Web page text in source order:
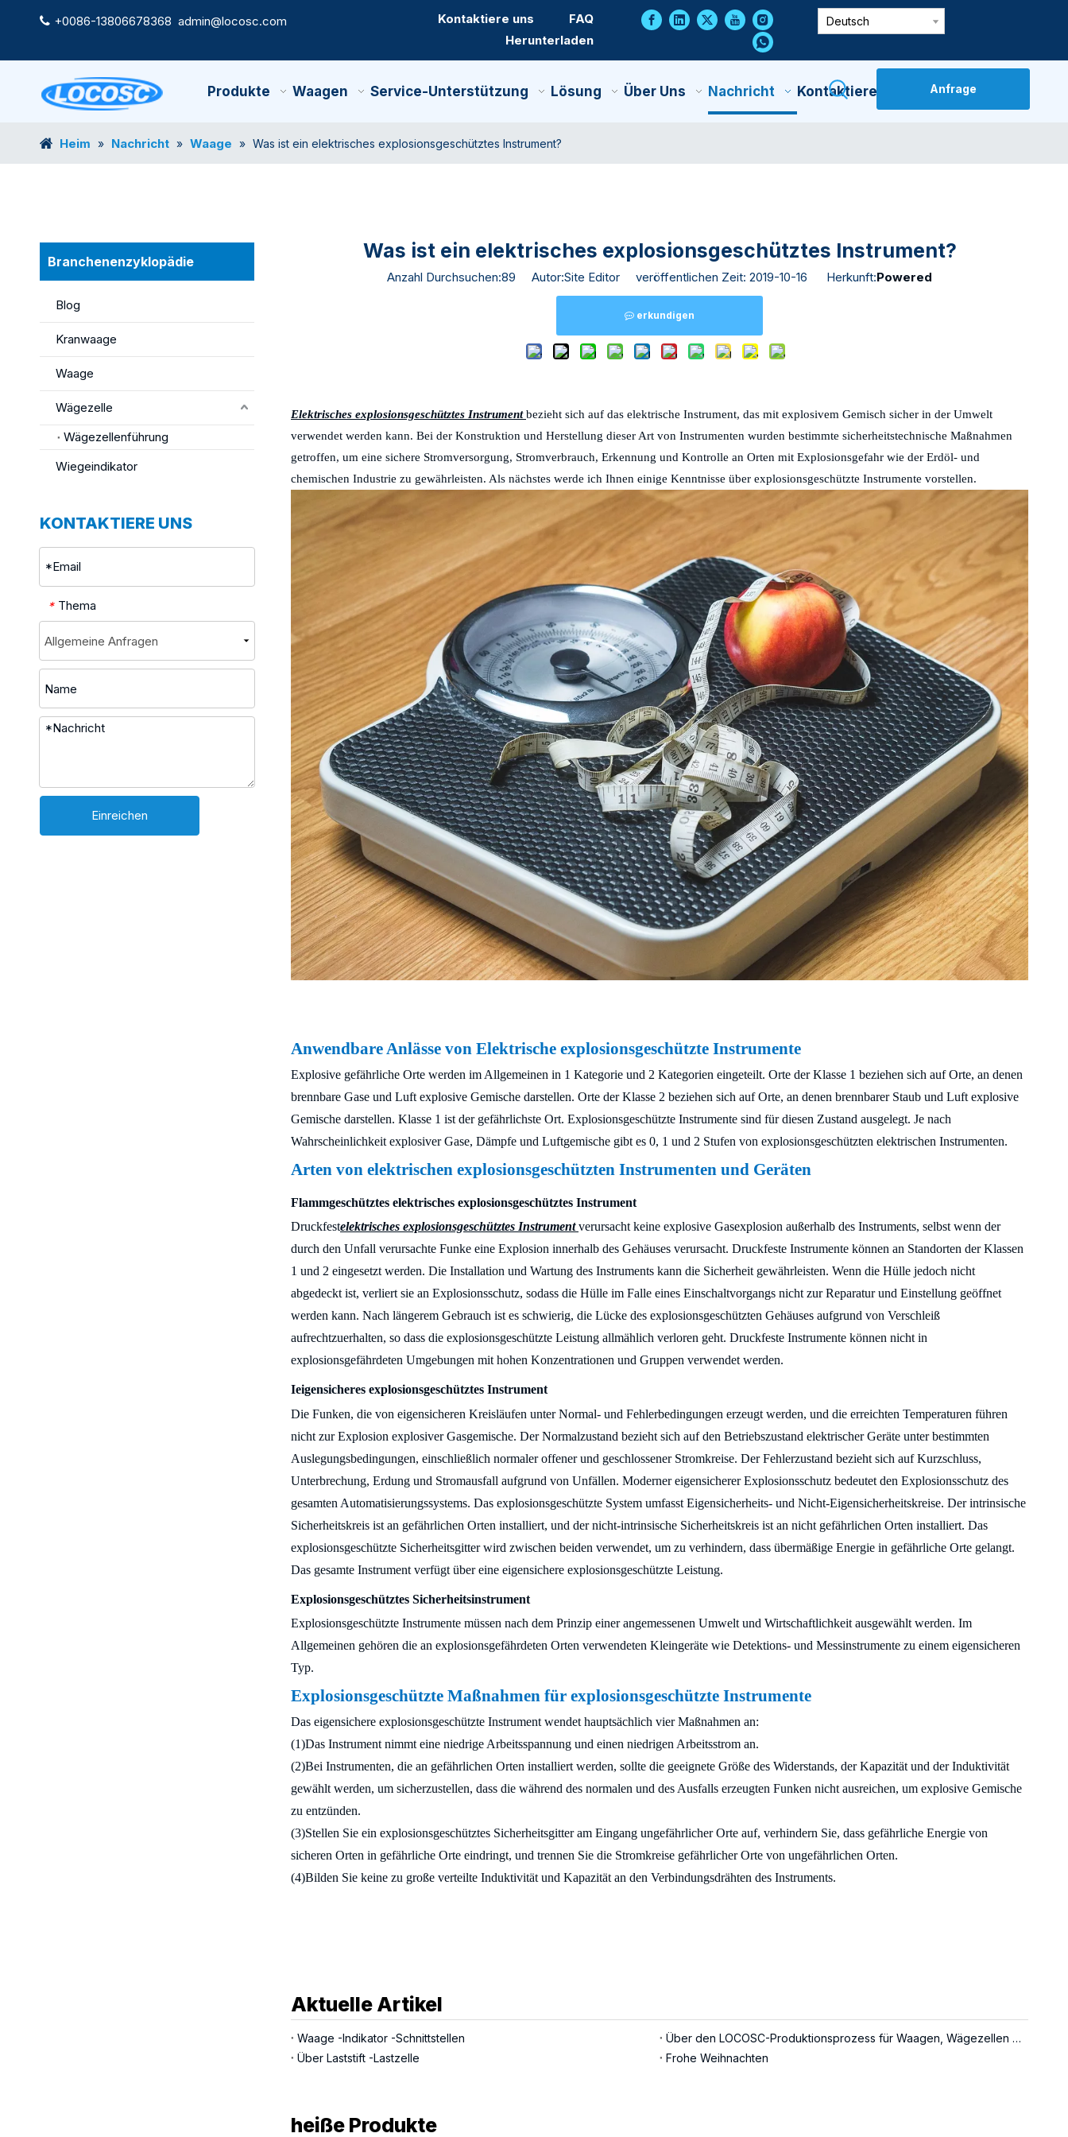
 +0086-13806678368 admin@locosc.com Kontaktiere uns
FAQ
Herunterladen
Deutsch
Produkte Waagen Service-Unterstützung Lösung Über Uns Nachricht Kontaktiere Uns Anfrage
Heim » Nachricht » Waage » Was ist ein elektrisches explosionsgeschütztes Instrument?
Branchenenzyklopädie
Blog
Kranwaage
Waage
Wägezelle
Wägezellenführung
Wiegeindikator
KONTAKTIERE UNS
* Thema
Einreichen
Was ist ein elektrisches explosionsgeschütztes Instrument?
Anzahl Durchsuchen:89 Autor:Site Editor veröffentlichen Zeit: 2019-10-16 Herkunft:Powered
erkundigen
Elektrisches explosionsgeschütztes Instrument bezieht sich auf das elektrische Instrument, das mit explosivem Gemisch sicher in der Umwelt
verwendet werden kann. Bei der Konstruktion und Herstellung dieser Art von Instrumenten wurden bestimmte sicherheitstechnische Maßnahmen
getroffen, um eine sichere Stromversorgung, Stromverbrauch, Erkennung und Kontrolle an Orten mit Explosionsgefahr wie der Erdöl- und
chemischen Industrie zu gewährleisten. Als nächstes werde ich Ihnen einige Kenntnisse über explosionsgeschützte Instrumente vorstellen.
Anwendbare Anlässe von Elektrische explosionsgeschützte Instrumente
Explosive gefährliche Orte werden im Allgemeinen in 1 Kategorie und 2 Kategorien eingeteilt. Orte der Klasse 1 beziehen sich auf Orte, an denen
brennbare Gase und Luft explosive Gemische darstellen. Orte der Klasse 2 beziehen sich auf Orte, an denen brennbarer Staub und Luft explosive
Gemische darstellen. Klasse 1 ist der gefährlichste Ort. Explosionsgeschützte Instrumente sind für diesen Zustand ausgelegt. Je nach
Wahrscheinlichkeit explosiver Gase, Dämpfe und Luftgemische gibt es 0, 1 und 2 Stufen von explosionsgeschützten elektrischen Instrumenten.
Arten von elektrischen explosionsgeschützten Instrumenten und Geräten
Flammgeschütztes elektrisches explosionsgeschütztes Instrument
Druckfestelektrisches explosionsgeschütztes Instrument verursacht keine explosive Gasexplosion außerhalb des Instruments, selbst wenn der
durch den Unfall verursachte Funke eine Explosion innerhalb des Gehäuses verursacht. Druckfeste Instrumente können an Standorten der Klassen
1 und 2 eingesetzt werden. Die Installation und Wartung des Instruments kann die Sicherheit gewährleisten. Wenn die Hülle jedoch nicht
abgedeckt ist, verliert sie an Explosionsschutz, sodass die Hülle im Falle eines Einschaltvorgangs nicht zur Reparatur und Einstellung geöffnet
werden kann. Nach längerem Gebrauch ist es schwierig, die Lücke des explosionsgeschützten Gehäuses aufgrund von Verschleiß
aufrechtzuerhalten, so dass die explosionsgeschützte Leistung allmählich verloren geht. Druckfeste Instrumente können nicht in
explosionsgefährdeten Umgebungen mit hohen Konzentrationen und Gruppen verwendet werden.
Ieigensicheres explosionsgeschütztes Instrument
Die Funken, die von eigensicheren Kreisläufen unter Normal- und Fehlerbedingungen erzeugt werden, und die erreichten Temperaturen führen
nicht zur Explosion explosiver Gasgemische. Der Normalzustand bezieht sich auf den Betriebszustand elektrischer Geräte unter bestimmten
Auslegungsbedingungen, einschließlich normaler offener und geschlossener Stromkreise. Der Fehlerzustand bezieht sich auf Kurzschluss,
Unterbrechung, Erdung und Stromausfall aufgrund von Unfällen. Moderner eigensicherer Explosionsschutz bedeutet den Explosionsschutz des
gesamten Automatisierungssystems. Das explosionsgeschützte System umfasst Eigensicherheits- und Nicht-Eigensicherheitskreise. Der intrinsische
Sicherheitskreis ist an gefährlichen Orten installiert, und der nicht-intrinsische Sicherheitskreis ist an nicht gefährlichen Orten installiert. Das
explosionsgeschützte Sicherheitsgitter wird zwischen beiden verwendet, um zu verhindern, dass übermäßige Energie in gefährliche Orte gelangt.
Das gesamte Instrument verfügt über eine eigensichere explosionsgeschützte Leistung.
Explosionsgeschütztes Sicherheitsinstrument
Explosionsgeschützte Instrumente müssen nach dem Prinzip einer angemessenen Umwelt und Wirtschaftlichkeit ausgewählt werden. Im
Allgemeinen gehören die an explosionsgefährdeten Orten verwendeten Kleingeräte wie Detektions- und Messinstrumente zu einem eigensicheren
Typ.
Explosionsgeschützte Maßnahmen für explosionsgeschützte Instrumente
Das eigensichere explosionsgeschützte Instrument wendet hauptsächlich vier Maßnahmen an:
(1)Das Instrument nimmt eine niedrige Arbeitsspannung und einen niedrigen Arbeitsstrom an.
(2)Bei Instrumenten, die an gefährlichen Orten installiert werden, sollte die geeignete Größe des Widerstands, der Kapazität und der Induktivität
gewählt werden, um sicherzustellen, dass die während des normalen und des Ausfalls erzeugten Funken nicht ausreichen, um explosive Gemische
zu entzünden.
(3)Stellen Sie ein explosionsgeschütztes Sicherheitsgitter am Eingang ungefährlicher Orte auf, verhindern Sie, dass gefährliche Energie von
sicheren Orten in gefährliche Orte eindringt, und trennen Sie die Stromkreise gefährlicher Orte von ungefährlichen Orten.
(4)Bilden Sie keine zu große verteilte Induktivität und Kapazität an den Verbindungsdrähten des Instruments.
Aktuelle Artikel
Waage -Indikator -Schnittstellen
Über den LOCOSC-Produktionsprozess für Waagen, Wägezellen und Indikatoren
Über Laststift -Lastzelle
Frohe Weihnachten
heiße Produkte